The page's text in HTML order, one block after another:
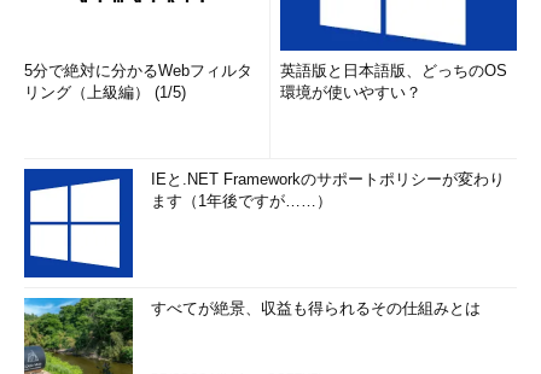
5分で絶対に分かるWebフィルタ
リング（上級編） (1/5)
英語版と日本語版、どっちのOS
環境が使いやすい？
IEと.NET Frameworkのサポートポリシーが変わり
ます（1年後ですが……）
すべてが絶景、収益も得られるその仕組みとは